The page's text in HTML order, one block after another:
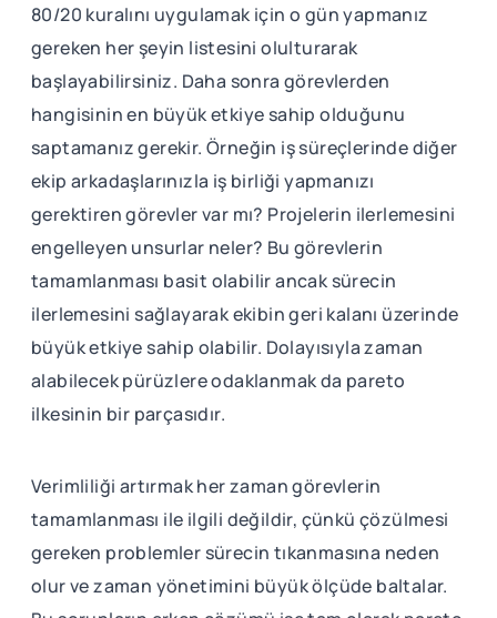
80/20 kuralını uygulamak için o gün yapmanız
gereken her şeyin listesini olulturarak
başlayabilirsiniz. Daha sonra görevlerden
hangisinin en büyük etkiye sahip olduğunu
saptamanız gerekir. Örneğin iş süreçlerinde diğer
ekip arkadaşlarınızla iş birliği yapmanızı
gerektiren görevler var mı? Projelerin ilerlemesini
engelleyen unsurlar neler? Bu görevlerin
tamamlanması basit olabilir ancak sürecin
ilerlemesini sağlayarak ekibin geri kalanı üzerinde
büyük etkiye sahip olabilir. Dolayısıyla zaman
alabilecek pürüzlere odaklanmak da pareto
ilkesinin bir parçasıdır.
Verimliliği artırmak her zaman görevlerin
tamamlanması ile ilgili değildir, çünkü çözülmesi
gereken problemler sürecin tıkanmasına neden
olur ve zaman yönetimini büyük ölçüde baltalar.